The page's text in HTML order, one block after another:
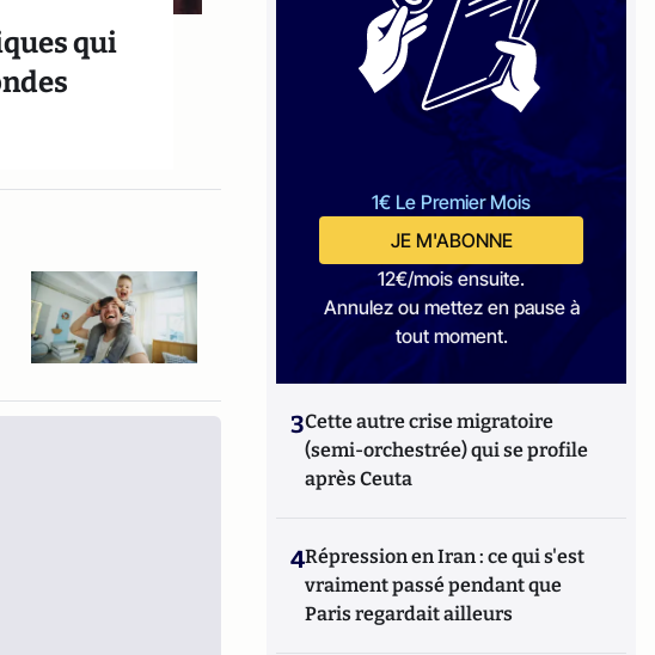
qui
1€ Le Premier Mois
JE M'ABONNE
12€/mois ensuite.
Annulez ou mettez en pause à
tout moment.
3Cette autre crise migratoire
(semi-orchestrée) qui se profile
après Ceuta
4Répression en Iran : ce qui s'est
vraiment passé pendant que
Paris regardait ailleurs